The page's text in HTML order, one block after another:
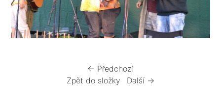
← Předchozí
Zpět do složky
Další →